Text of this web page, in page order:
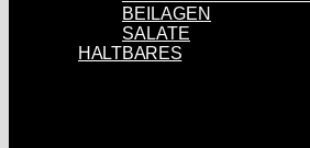
BEILAGEN
SALATE
HALTBARES